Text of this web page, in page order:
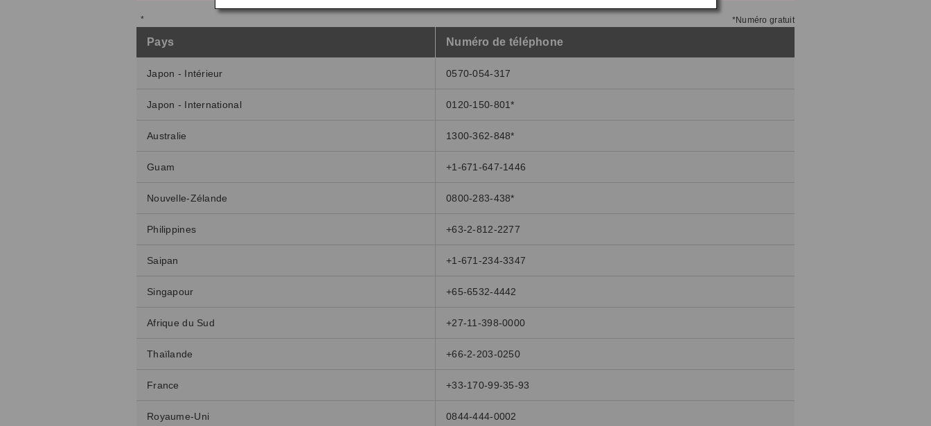
*Numéro gratuit
Pays Numéro de téléphone
Japon - Intérieur 0570-054-317
Japon - International 0120-150-801*
Australie 1300-362-848*
Guam +1-671-647-1446
Nouvelle-Zélande 0800-283-438*
Philippines +63-2-812-2277
Saipan +1-671-234-3347
Singapour +65-6532-4442
Afrique du Sud +27-11-398-0000
Thaïlande +66-2-203-0250
France +33-170-99-35-93
Royaume-Uni 0844-444-0002